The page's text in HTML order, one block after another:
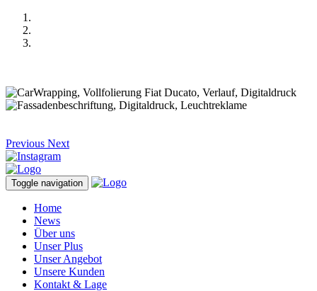
Previous Next
Toggle navigation
Home
News
Über uns
Unser Plus
Unser Angebot
Unsere Kunden
Kontakt & Lage